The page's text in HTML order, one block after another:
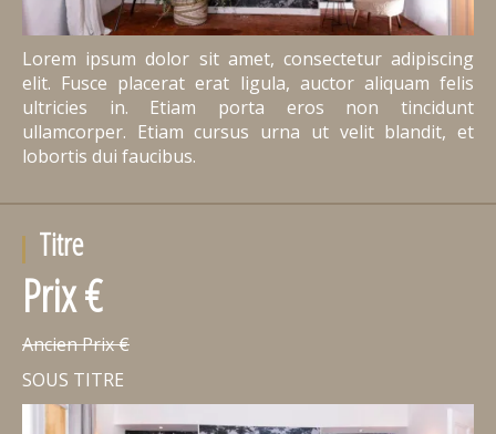
Lorem ipsum dolor sit amet, consectetur adipiscing
elit. Fusce placerat erat ligula, auctor aliquam felis
ultricies in. Etiam porta eros non tincidunt
ullamcorper. Etiam cursus urna ut velit blandit, et
lobortis dui faucibus.
Titre
Prix €
Ancien Prix €
SOUS TITRE